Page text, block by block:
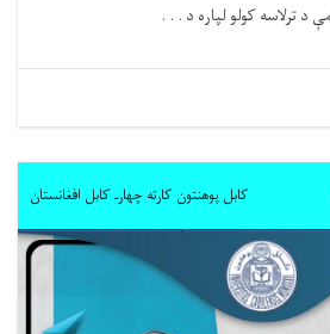
ترلاسه کولو لپاره د . . .
کابل پوهنتون کارته چهارـ کابل افغانستان